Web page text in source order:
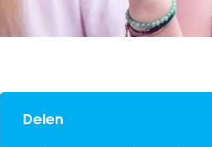
Delen